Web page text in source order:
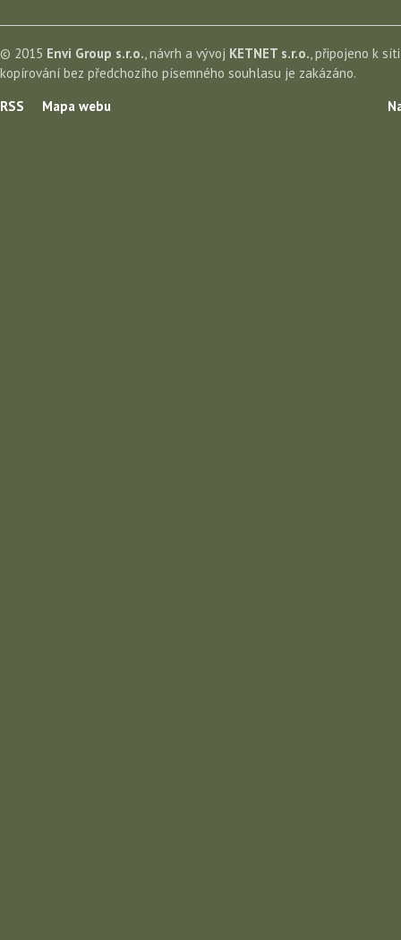
© 2015 Envi Group s.r.o., návrh a vývoj KETNET s.r.o., připojeno k
kopírování bez předchozího písemného souhlasu je zakázáno.
RSS
Mapa webu